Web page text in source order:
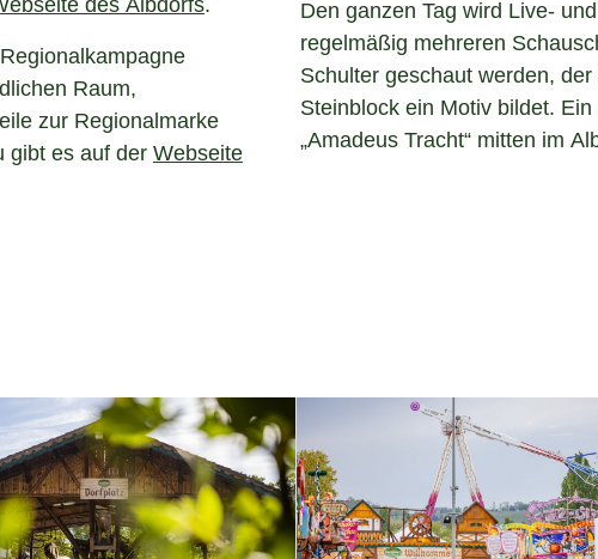
des Albdorfs.
Raum,
zur Regionalmarke
gibt es auf der Webseite
Den ganzen Tag wird Live-
regelmäßig mehreren
Schulter geschaut werden,
Steinblock ein Motiv bildet.
„Amadeus Tracht“ mitten im